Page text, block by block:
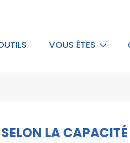
VOUS ÊTES
LA